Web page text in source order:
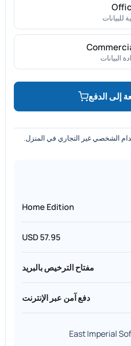
للبيانات
البيانات
إلى الدفع
Home Edition
57.95 USD
مفتاح الترخيص بالبريد
دفع آمن عبر الإنترنت